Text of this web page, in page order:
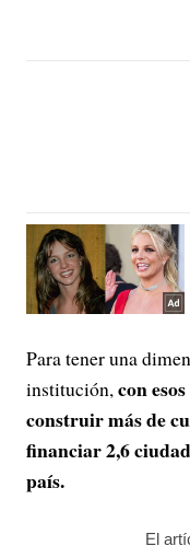
Para tener una
institución,con
construir más de
financiar 2,6
país.
El